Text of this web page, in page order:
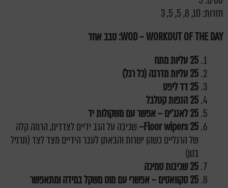
חזרות: 10, 8, 5, 5, 3
WOD – WORKOUT OF THE DAY: סבב אחד
25 עליות מתח
25 עליות מדרגה (כל רגל)
25 דד ליפט
25 הנפות קטלבל
25 לאנג'ים – אפשר עם משקולות יד
Floor wipers 25
–שכיבה על הגב ידיים לצדדים, הרמה קלה
של הרגליים כשהן ישרות והבאתן לעבר הידיים מצד לצד (תרגיל
בטן)
25 שכיבות סמיכה
25 סקוואטים – אפשרי עם מוט משקל במידה ומתאפשר